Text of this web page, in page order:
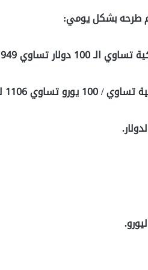
طرحه بشكل يومي: